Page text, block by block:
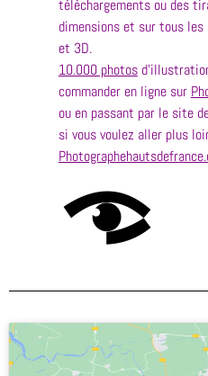
téléchargements ou des
dimensions et sur tous
et 3D.
10.000 photos
commander en ligne sur
ou en passant par le site
si vous voulez aller plus